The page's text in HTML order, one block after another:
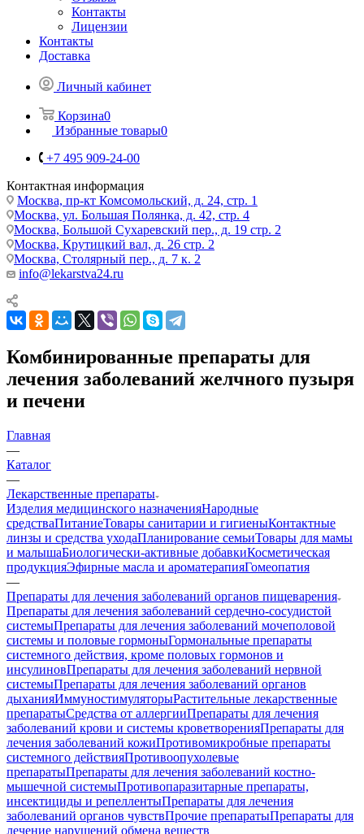
Контакты
Лицензии
Контакты
Доставка
Личный кабинет
Корзина0
Избранные товары0
+7 495 909-24-00
Контактная информация
Москва, пр-кт Комсомольский, д. 24, стр. 1
Москва, ул. Большая Полянка, д. 42, стр. 4
Москва, Большой Сухаревский пер., д. 19 стр. 2
Москва, Крутицкий вал, д. 26 стр. 2
Москва, Столярный пер., д. 7 к. 2
info@lekarstva24.ru
Комбинированные препараты для
лечения заболеваний желчного пузыря
и печени
Главная
—
Каталог
—
Лекарственные препараты
Изделия медицинского назначенияНародные
средстваПитаниеТовары санитарии и гигиеныКонтактные
линзы и средства уходаПланирование семьиТовары для мамы
и малышаБиологически-активные добавкиКосметическая
продукцияЭфирные масла и ароматерапияГомеопатия
—
Препараты для лечения заболеваний органов пищеварения
Препараты для лечения заболеваний сердечно-сосудистой
системыПрепараты для лечения заболеваний мочеполовой
системы и половые гормоныГормональные препараты
системного действия, кроме половых гормонов и
инсулиновПрепараты для лечения заболеваний нервной
системыПрепараты для лечения заболеваний органов
дыханияИммуностимуляторыРастительные лекарственные
препаратыСредства от аллергииПрепараты для лечения
заболеваний крови и системы кроветворенияПрепараты для
лечения заболеваний кожиПротивомикробные препараты
системного действияПротивоопухолевые
препаратыПрепараты для лечения заболеваний костно-
мышечной системыПротивопаразитарные препараты,
инсектициды и репеллентыПрепараты для лечения
заболеваний органов чувствПрочие препаратыПрепараты для
лечение нарушений обмена веществ